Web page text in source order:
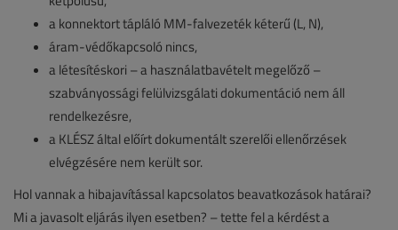
a konnektort tápláló MM-falvezeték kéterű (L, N),
áram-védőkapcsoló nincs,
a létesítéskori – a használatbavételt megelőző –
szabványossági felülvizsgálati dokumentáció nem áll
rendelkezésre,
a KLÉSZ által előírt dokumentált szerelői ellenőrzések
elvégzésére nem került sor.
Hol vannak a hibajavítással kapcsolatos beavatkozások határai?
Mi a javasolt eljárás ilyen esetben? – tette fel a kérdést a